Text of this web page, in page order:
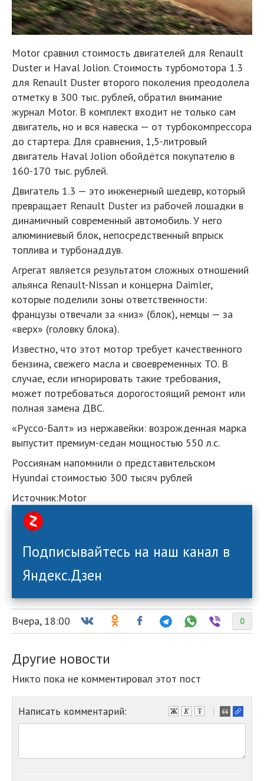
Motor сравнил стоимость двигателей для Renault
Duster и Haval Jolion. Стоимость турбомотора 1.3
для Renault Duster второго поколения преодолела
отметку в 300 тыс. рублей, обратил внимание
журнал Motor. В комплект входит не только сам
двигатель, но и вся навеска — от турбокомпрессора
до стартера. Для сравнения, 1,5-литровый
двигатель Haval Jolion обойдётся покупателю в
160-170 тыс. рублей.
Двигатель 1.3 — это инженерный шедевр, который
превращает Renault Duster из рабочей лошадки в
динамичный современный автомобиль. У него
алюминиевый блок, непосредственный впрыск
топлива и турбонаддув.
Агрегат является результатом сложных отношений
альянса Renault-Nissan и концерна Daimler,
которые поделили зоны ответственности:
французы отвечали за «низ» (блок), немцы — за
«верх» (головку блока).
Известно, что этот мотор требует качественного
бензина, свежего масла и своевременных ТО. В
случае, если игнорировать такие требования,
может потребоваться дорогостоящий ремонт или
полная замена ДВС.
«Руссо-Балт» из нержавейки: возрожденная марка
выпустит премиум-седан мощностью 550 л.с.
Россиянам напомнили о представительском
Hyundai стоимостью 300 тысяч рублей
Источник:Motor
Подписывайтесь на наш канал в
Яндекс.Дзен
0
Вчера, 18:00
Другие новости
Никто пока не комментировал этот пост
Написать комментарий:
-
-
-